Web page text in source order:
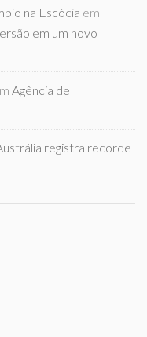
na Escócia em
em um novo
Agência de
registra recorde